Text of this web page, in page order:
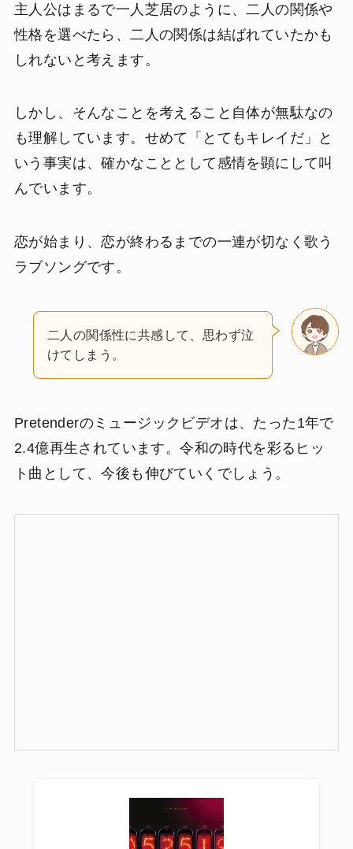
主人公はまるで一人芝居のように、二人の関係や
性格を選べたら、二人の関係は結ばれていたかも
しれないと考えます。
しかし、そんなことを考えること自体が無駄なの
も理解しています。せめて「とてもキレイだ」と
いう事実は、確かなこととして感情を顕にして叫
んでいます。
恋が始まり、恋が終わるまでの一連が切なく歌う
ラブソングです。
二人の関係性に共感して、思わず泣
けてしまう。
Pretenderのミュージックビデオは、たった1年で
2.4億再生 されています。令和の時代を彩るヒッ
ト曲として、今後も伸びていくでしょう。